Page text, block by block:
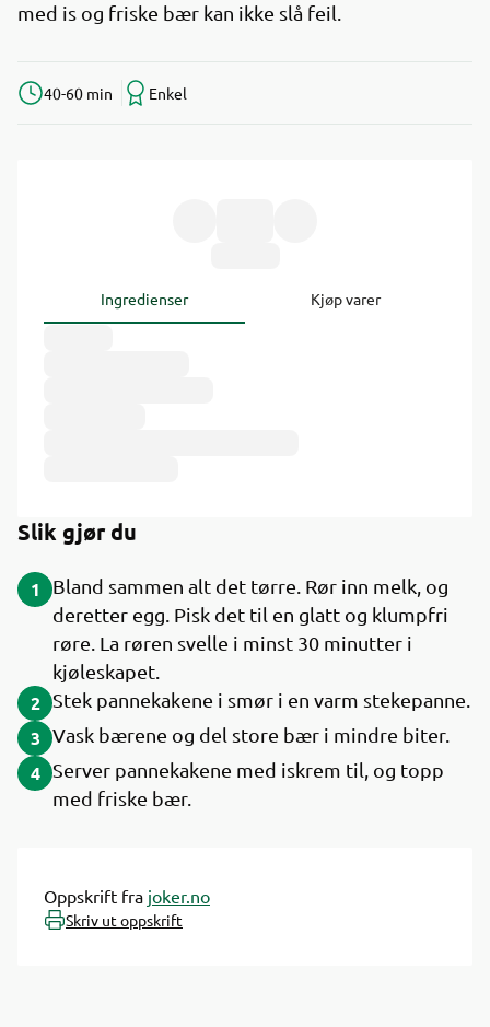
med is og friske bær kan ikke slå feil.
40-60 min Enkel
Ingredienser Kjøp varer
Slik gjør du
1
Bland sammen alt det tørre. Rør inn melk, og
deretter egg. Pisk det til en glatt og klumpfri
røre. La røren svelle i minst 30 minutter i
kjøleskapet.
2 Stek pannekakene i smør i en varm stekepanne.
3 Vask bærene og del store bær i mindre biter.
4 Server pannekakene med iskrem til, og topp
med friske bær.
Oppskrift fra joker.no
Skriv ut oppskrift